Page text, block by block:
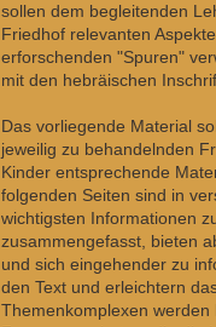
sollen dem begleitenden
Friedhof relevanten
erforschenden "Spuren"
mit den hebräischen
Das vorliegende Material
jeweilig zu behandelnden
Kinder entsprechende
folgenden Seiten sind in
wichtigsten Informationen
zusammengefasst, bieten
und sich eingehender zu
den Text und erleichtern
Themenkomplexen